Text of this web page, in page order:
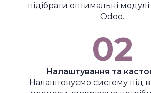
підібрати оптимальні
Odoo.
02
Налаштування та
Налаштовуємо систему під